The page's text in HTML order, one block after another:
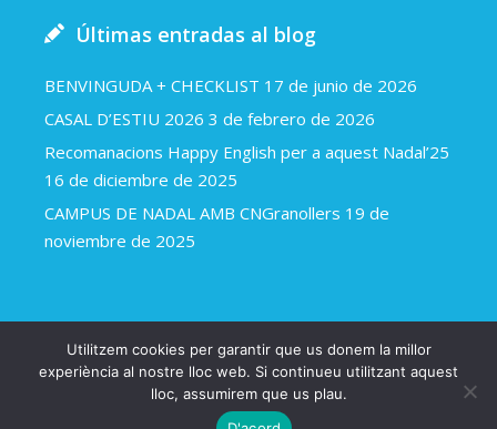
Últimas entradas al blog
BENVINGUDA + CHECKLIST 17 de junio de 2026
CASAL D’ESTIU 2026 3 de febrero de 2026
Recomanacions Happy English per a aquest Nadal’25
16 de diciembre de 2025
CAMPUS DE NADAL AMB CNGranollers 19 de
noviembre de 2025
Happy english 2018
Avíso legal y política de cookies
Una web d’Arapla.cat
Utilitzem cookies per garantir que us donem la millor
experiència al nostre lloc web. Si continueu utilitzant aquest
lloc, assumirem que us plau.